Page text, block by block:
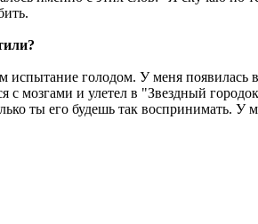
голодом. У меня
с мозгами и улетел в "Звездный
ты его будешь так воспринимать.